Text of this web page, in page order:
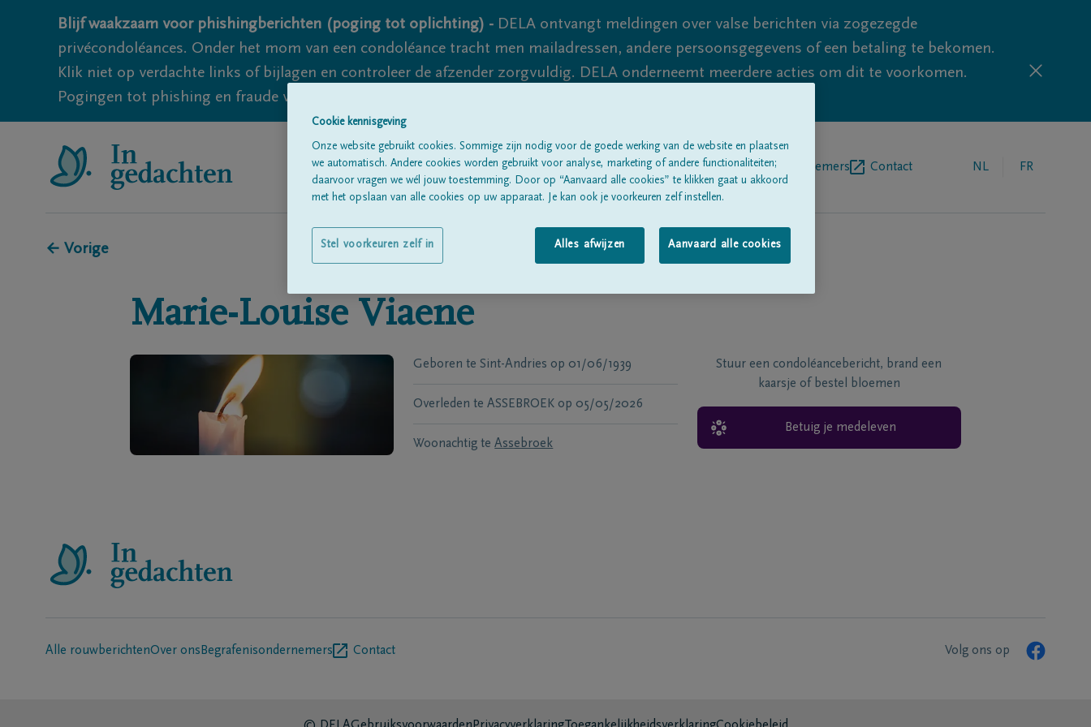
Blijf waakzaam voor phishingberichten (poging tot oplichting) - DELA ontvangt meldingen over valse berichten via zogezegde
privécondoléances. Onder het mom van een condoléance tracht men mailadressen, andere persoonsgegevens of een betaling te bekomen.
Klik niet op verdachte links of bijlagen en controleer de afzender zorgvuldig. DELA onderneemt meerdere acties om dit te voorkomen.
Pogingen tot phishing en fraude vallen echter nooit volledig uit te sluiten, dus blijf waakzaam.
Alle rouwberichten Over onsBegrafenisondernemers Contact NL FR
← Vorige
Marie-Louise Viaene
Geboren te Sint-Andries op 01/06/1939
Overleden te ASSEBROEK op 05/05/2026
Woonachtig te Assebroek
Stuur een condoléancebericht, brand een
kaarsje of bestel bloemen
Betuig je medeleven
Alle rouwberichtenOver ons Begrafenisondernemers Contact Volg ons op
Cookie kennisgeving
Onze website gebruikt cookies. Sommige zijn nodig voor de goede werking van de website en plaatsen
we automatisch. Andere cookies worden gebruikt voor analyse, marketing of andere functionaliteiten;
daarvoor vragen we wél jouw toestemming. Door op “Aanvaard alle cookies” te klikken gaat u akkoord
met het opslaan van alle cookies op uw apparaat. Je kan ook je voorkeuren zelf instellen.
Alles afwijzen Aanvaard alle cookies
Stel voorkeuren zelf in